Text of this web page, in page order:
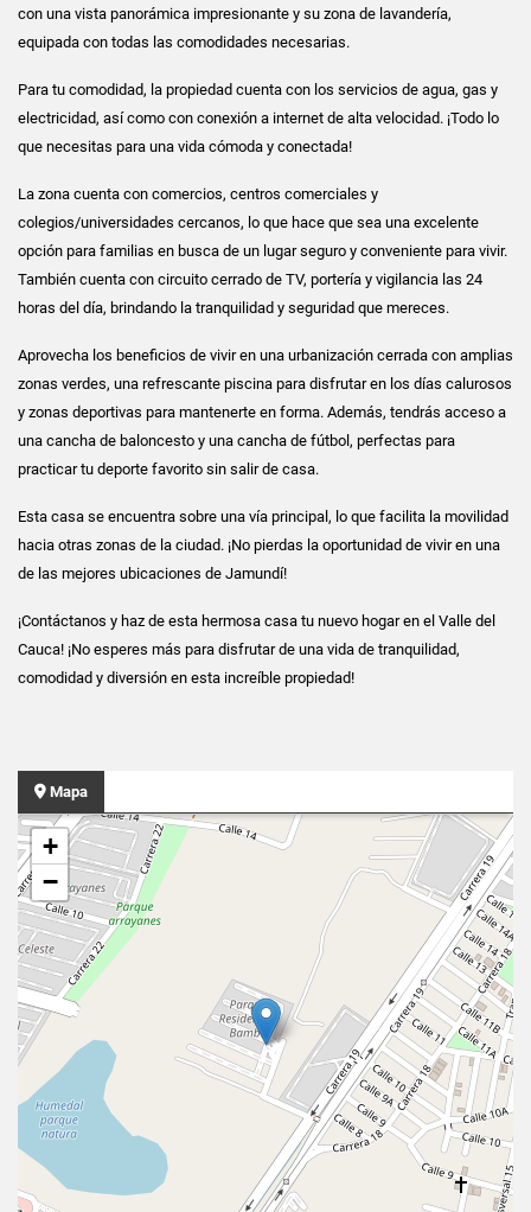
con una vista panorámica impresionante y su zona de lavandería,
equipada con todas las comodidades necesarias.
Para tu comodidad, la propiedad cuenta con los servicios de agua, gas y
electricidad, así como con conexión a internet de alta velocidad. ¡Todo lo
que necesitas para una vida cómoda y conectada!
La zona cuenta con comercios, centros comerciales y
colegios/universidades cercanos, lo que hace que sea una excelente
opción para familias en busca de un lugar seguro y conveniente para vivir.
También cuenta con circuito cerrado de TV, portería y vigilancia las 24
horas del día, brindando la tranquilidad y seguridad que mereces.
Aprovecha los beneficios de vivir en una urbanización cerrada con amplias
zonas verdes, una refrescante piscina para disfrutar en los días calurosos
y zonas deportivas para mantenerte en forma. Además, tendrás acceso a
una cancha de baloncesto y una cancha de fútbol, perfectas para
practicar tu deporte favorito sin salir de casa.
Esta casa se encuentra sobre una vía principal, lo que facilita la movilidad
hacia otras zonas de la ciudad. ¡No pierdas la oportunidad de vivir en una
de las mejores ubicaciones de Jamundí!
¡Contáctanos y haz de esta hermosa casa tu nuevo hogar en el Valle del
Cauca! ¡No esperes más para disfrutar de una vida de tranquilidad,
comodidad y diversión en esta increíble propiedad!
Mapa
+
−